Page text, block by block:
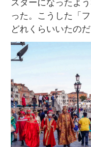
った。こうした「
どれくらいいたの